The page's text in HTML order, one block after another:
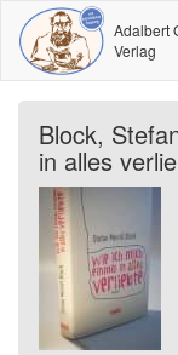
Adalbert
Verlag
Block,
in alles